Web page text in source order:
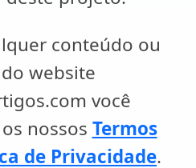
conteúdo ou
website
você
nossos Termos
de Privacidade.